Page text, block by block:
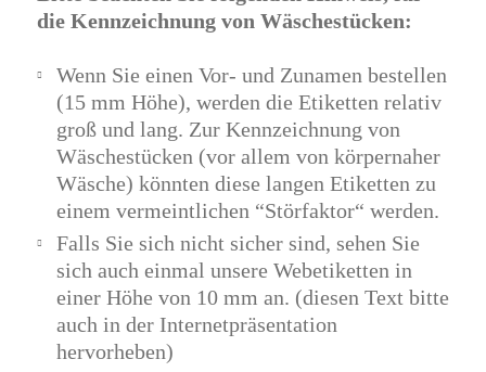
die Kennzeichnung von Wäschestücken:
Wenn Sie einen Vor- und Zunamen bestellen
(15 mm Höhe), werden die Etiketten relativ
groß und lang. Zur Kennzeichnung von
Wäschestücken (vor allem von körpernaher
Wäsche) könnten diese langen Etiketten zu
einem vermeintlichen “Störfaktor“ werden.
Falls Sie sich nicht sicher sind, sehen Sie
sich auch einmal unsere Webetiketten in
einer Höhe von 10 mm an. (diesen Text bitte
auch in der Internetpräsentation
hervorheben)